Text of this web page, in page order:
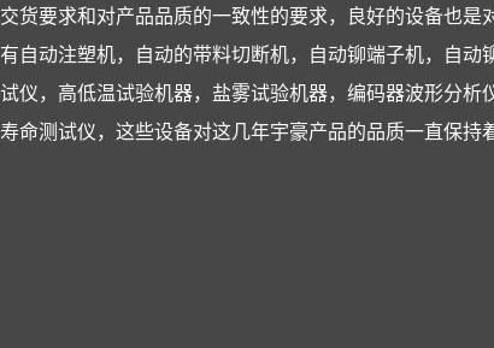
货要求和对产品品质的一致性的要求，良好的设备也是
自动注塑机，自动的带料切断机，自动铆端子机，自动
仪，高低温试验机器，盐雾试验机器，编码器波形分析
命测试仪，这些设备对这几年宇豪产品的品质一直保持